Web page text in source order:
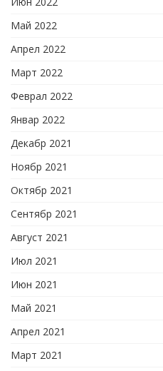
Май 2022
Апрел 2022
Март 2022
Феврал 2022
Январ 2022
Декабр 2021
Ноябр 2021
Октябр 2021
Сентябр 2021
Август 2021
Июл 2021
Июн 2021
Май 2021
Апрел 2021
Март 2021